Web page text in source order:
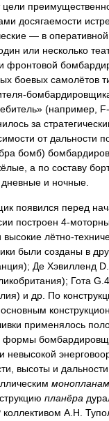
досягаемости
— в
или несколько
фронтовой
боевых самолётов
(например,
за
от дальности
бомб)
а по составу
и ночные.
появился перед
построен 4-
лётно-
были созданы в
Де Хэвилленд
Гота
и др. По
основным
применялось
формы
невысокой
высоты и
планёра
А.Н.